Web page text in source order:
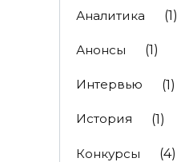
Аналитика (1)
Анонсы (1)
Интервью (1)
История (1)
Конкурсы (4)